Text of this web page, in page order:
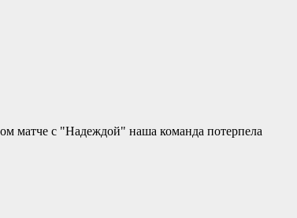
матче с "Надеждой" наша команда потерпела